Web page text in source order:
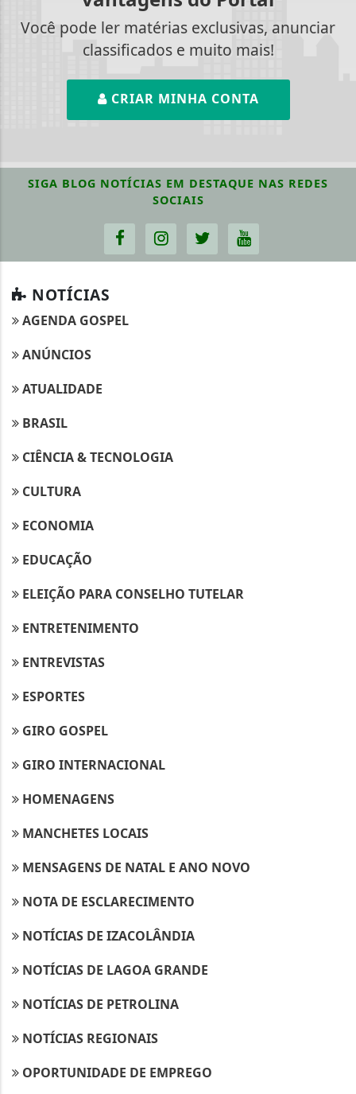
Você pode ler matérias exclusivas, anunciar
classificados e muito mais!
CRIAR MINHA CONTA
SIGA BLOG NOTÍCIAS EM DESTAQUE NAS REDES
SOCIAIS
NOTÍCIAS
AGENDA GOSPEL
ANÚNCIOS
ATUALIDADE
BRASIL
CIÊNCIA & TECNOLOGIA
CULTURA
ECONOMIA
EDUCAÇÃO
ELEIÇÃO PARA CONSELHO TUTELAR
ENTRETENIMENTO
ENTREVISTAS
ESPORTES
GIRO GOSPEL
GIRO INTERNACIONAL
HOMENAGENS
MANCHETES LOCAIS
MENSAGENS DE NATAL E ANO NOVO
NOTA DE ESCLARECIMENTO
NOTÍCIAS DE IZACOLÂNDIA
NOTÍCIAS DE LAGOA GRANDE
NOTÍCIAS DE PETROLINA
NOTÍCIAS REGIONAIS
OPORTUNIDADE DE EMPREGO
Termos de Uso e Privacidade
experiência de navegação. Ao continuar o acesso,